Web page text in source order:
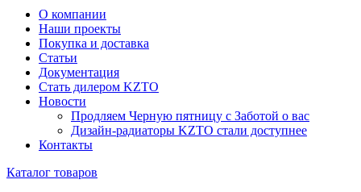
О компании
Наши проекты
Покупка и доставка
Статьи
Документация
Стать дилером KZTO
Новости
Продляем Черную пятницу с Заботой о вас
Дизайн-радиаторы KZTO стали доступнее
Контакты
Каталог товаров